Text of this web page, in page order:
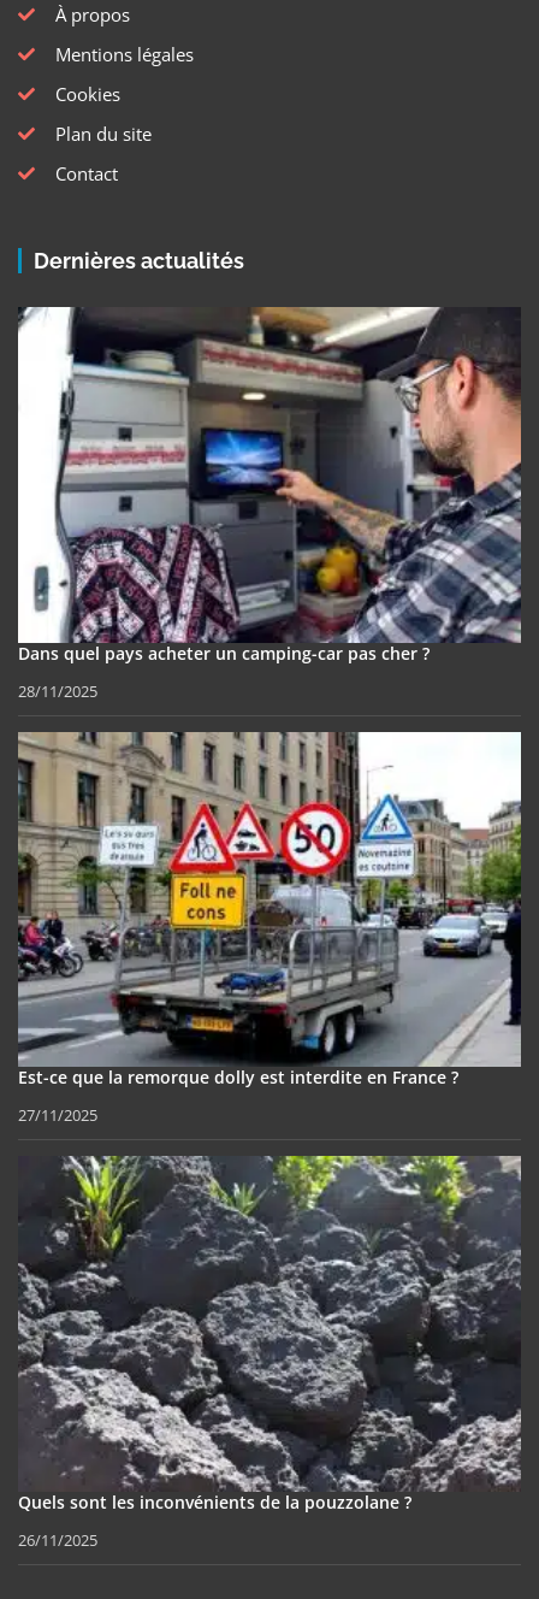
À propos
Mentions légales
Cookies
Plan du site
Contact
Dernières actualités
Dans quel pays acheter un camping-car pas cher ?
28/11/2025
Est-ce que la remorque dolly est interdite en France ?
27/11/2025
Quels sont les inconvénients de la pouzzolane ?
26/11/2025